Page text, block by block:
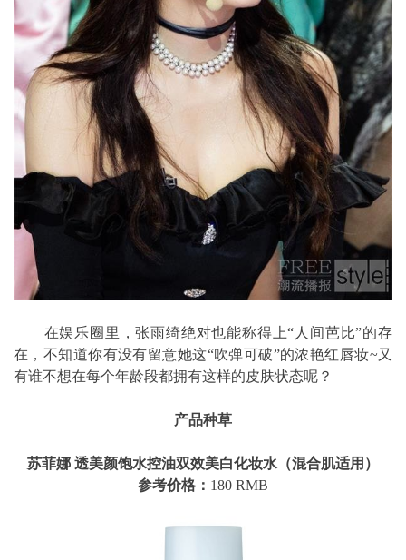
在娱乐圈里，张雨绮绝对也能称得上“人间芭比”的存
在，不知道你有没有留意她这“吹弹可破”的浓艳红唇妆~又
有谁不想在每个年龄段都拥有这样的皮肤状态呢？
产品种草
苏菲娜 透美颜饱水控油双效美白化妆水（混合肌适用）
参考价格： 180 RMB